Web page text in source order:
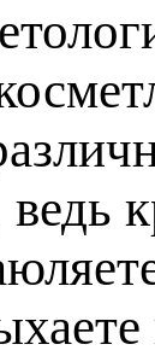
ведь